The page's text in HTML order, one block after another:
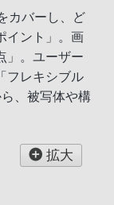
カバーし、ど
イント」。画
」。ユーザー
フレキシブル
、被写体や構
拡大